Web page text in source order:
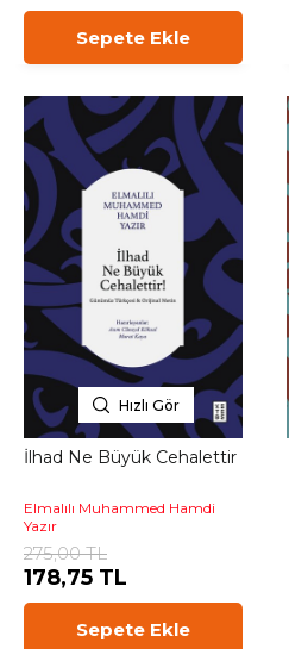
Sepete Ekle
Hızlı Gör
İlhad Ne Büyük Cehalettir
Elmalılı Muhammed Hamdi
Yazır
275,00 TL
178,75 TL
Sepete Ekle